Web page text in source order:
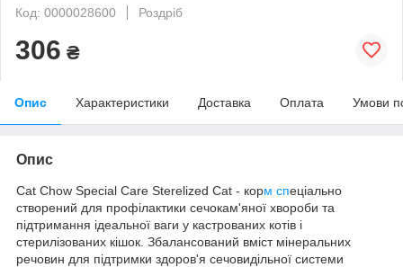
Код: 0000028600
Роздріб
306 ₴
Опис Характеристики Доставка Оплата Умови
Опис
Cat Chow Special Care Sterelized Cat - корм спеціально
створений для профілактики сечокам'яної хвороби та
підтримання ідеальної ваги у кастрованих котів і
стерилізованих кішок. Збалансований вміст мінеральних
речовин для підтримки здоров'я сечовидільної системи